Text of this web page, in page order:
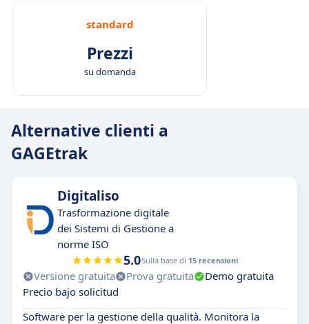
standard
Prezzi
su domanda
Alternative clienti a
GAGEtrak
Digitaliso
Trasformazione digitale
dei Sistemi di Gestione a
norme ISO
5.0Sulla base di 15 recensioni
Versione gratuita Prova gratuita
Demo gratuita
Precio bajo solicitud
Software per la gestione della qualità. Monitora la